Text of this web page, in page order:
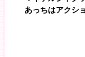
あっちはアクシ